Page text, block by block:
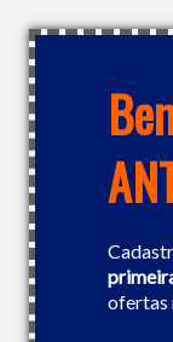
ofertas